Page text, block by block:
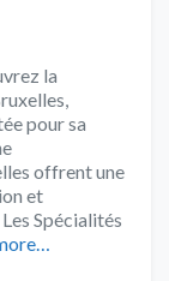
la
pour sa
offrent une
et
Spécialités